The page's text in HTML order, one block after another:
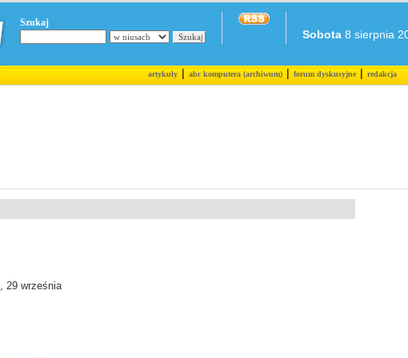
Szukaj
Sobota 8 sierpnia
artykuły|abc komputera (archiwum)|forum dyskusyjne|redakcja
, 29 września